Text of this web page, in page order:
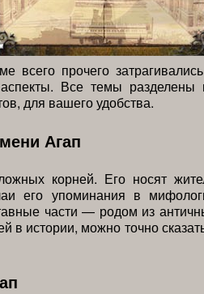
всего прочего
аспекты. Все темы разделены
для вашего удобства.
Агап
корней. Его носят
его упоминания в
части — родом из
в истории, можно точно